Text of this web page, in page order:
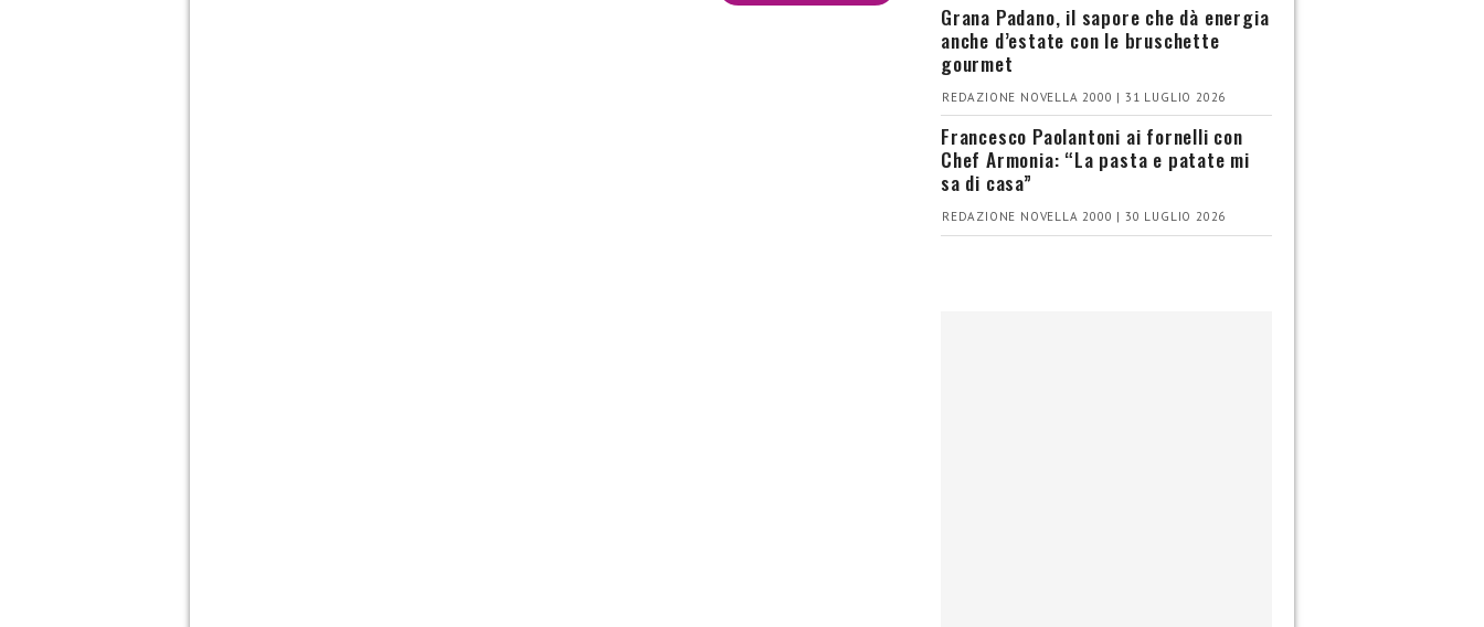
Grana Padano, il sapore che dà energia
anche d’estate con le bruschette
gourmet
REDAZIONE NOVELLA 2000 | 31 LUGLIO 2026
Francesco Paolantoni ai fornelli con
Chef Armonia: “La pasta e patate mi
sa di casa”
REDAZIONE NOVELLA 2000 | 30 LUGLIO 2026